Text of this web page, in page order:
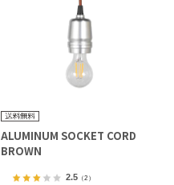
ALUMINUM SOCKET CORD
BROWN
2.5 （2）